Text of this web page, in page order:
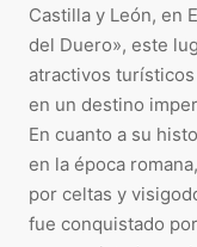
Castilla y León, en
del Duero», este
atractivos
en un destino
En cuanto a su
en la época
por celtas y
fue conquistado